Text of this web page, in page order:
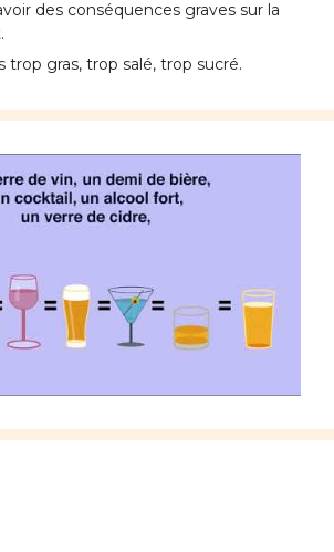
des conséquences graves sur la
trop gras, trop salé, trop sucré.